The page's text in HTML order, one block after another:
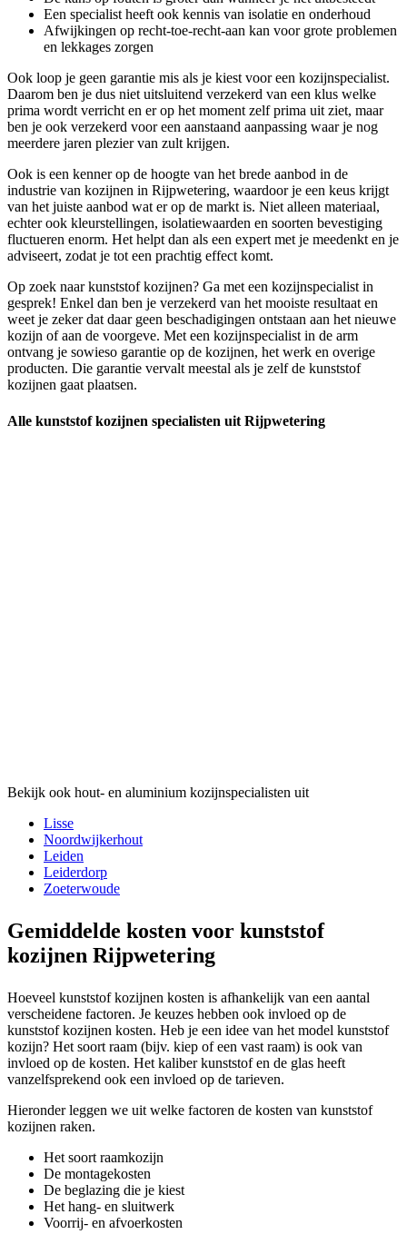
Een specialist heeft ook kennis van isolatie en onderhoud
Afwijkingen op recht-toe-recht-aan kan voor grote problemen
en lekkages zorgen
Ook loop je geen garantie mis als je kiest voor een kozijnspecialist.
Daarom ben je dus niet uitsluitend verzekerd van een klus welke
prima wordt verricht en er op het moment zelf prima uit ziet, maar
ben je ook verzekerd voor een aanstaand aanpassing waar je nog
meerdere jaren plezier van zult krijgen.
Ook is een kenner op de hoogte van het brede aanbod in de
industrie van kozijnen in Rijpwetering, waardoor je een keus krijgt
van het juiste aanbod wat er op de markt is. Niet alleen materiaal,
echter ook kleurstellingen, isolatiewaarden en soorten bevestiging
fluctueren enorm. Het helpt dan als een expert met je meedenkt en je
adviseert, zodat je tot een prachtig effect komt.
Op zoek naar kunststof kozijnen? Ga met een kozijnspecialist in
gesprek! Enkel dan ben je verzekerd van het mooiste resultaat en
weet je zeker dat daar geen beschadigingen ontstaan aan het nieuwe
kozijn of aan de voorgeve. Met een kozijnspecialist in de arm
ontvang je sowieso garantie op de kozijnen, het werk en overige
producten. Die garantie vervalt meestal als je zelf de kunststof
kozijnen gaat plaatsen.
Alle kunststof kozijnen specialisten uit Rijpwetering
Bekijk ook hout- en aluminium kozijnspecialisten uit
Lisse
Noordwijkerhout
Leiden
Leiderdorp
Zoeterwoude
Gemiddelde kosten voor kunststof
kozijnen Rijpwetering
Hoeveel kunststof kozijnen kosten is afhankelijk van een aantal
verscheidene factoren. Je keuzes hebben ook invloed op de
kunststof kozijnen kosten. Heb je een idee van het model kunststof
kozijn? Het soort raam (bijv. kiep of een vast raam) is ook van
invloed op de kosten. Het kaliber kunststof en de glas heeft
vanzelfsprekend ook een invloed op de tarieven.
Hieronder leggen we uit welke factoren de kosten van kunststof
kozijnen raken.
Het soort raamkozijn
De montagekosten
De beglazing die je kiest
Het hang- en sluitwerk
Voorrij- en afvoerkosten